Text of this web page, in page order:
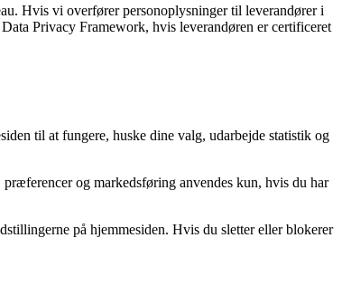
Hvis vi overfører personoplysninger til leverandører i
Privacy Framework, hvis leverandøren er certificeret
til at fungere, huske dine valg, udarbejde statistik og
og markedsføring anvendes kun, hvis du har
på hjemmesiden. Hvis du sletter eller blokerer